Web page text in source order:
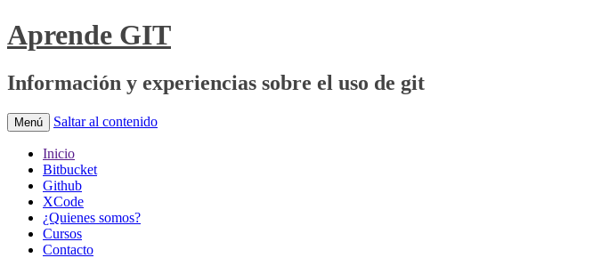
Aprende GIT
Información y experiencias sobre el uso de git
Menú Saltar al contenido
Inicio
Bitbucket
Github
XCode
¿Quienes somos?
Cursos
Contacto